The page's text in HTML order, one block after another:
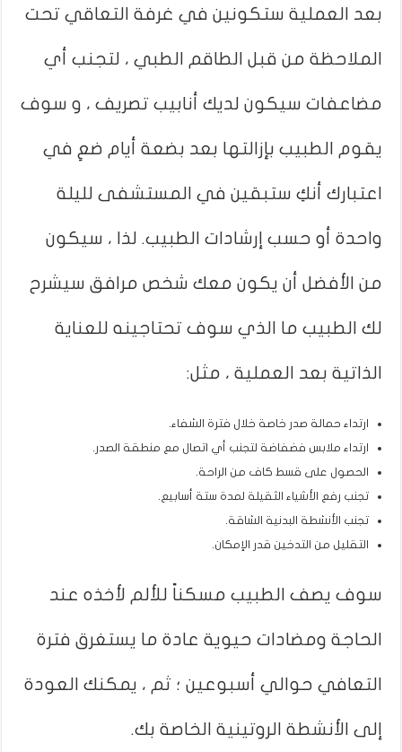
بعد العملية ستكونين في غرفة التعاقي تحت
الملاحظة من قبل الطاقم الطبي ، لتجنب أي
مضاعفات سيكون لديك أنابيب تصريف ، و سوف
يقوم الطبيب بإزالتها بعد بضعة أيام ضعِ في
اعتبارك أنكِ ستبقين في المستشفى لليلة
واحدة أو حسب إرشادات الطبيب. لذا ، سيكون
من الأفضل أن يكون معك شخص مرافق سيشرح
لك الطبيب ما الذي سوف تحتاجينه للعناية
الذاتية بعد العملية ، مثل:
ارتداء حمالة صدر خاصة خلال فترة الشفاء.
ارتداء ملابس فضفاضة لتجنب أي اتصال مع منطقة الصدر.
الحصول على قسط كاف من الراحة.
تجنب رفع الأشياء الثقيلة لمدة ستة أسابيع.
تجنب الأنشطة البدنية الشاقة.
التقليل من التدخين قدر الإمكان.
سوف يصف الطبيب مسكناً للألم لأخذه عند
الحاجة ومضادات حيوية عادة ما يستغرق فترة
التعافي حوالي أسبوعين ؛ ثم ، يمكنك العودة
إلى الأنشطة الروتينية الخاصة بك.